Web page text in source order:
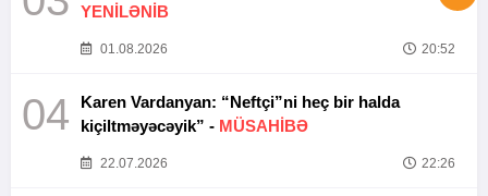
YENİLƏNİB
01.08.2026 20:52
04
Karen Vardanyan: “Neftçi”ni heç bir halda
kiçiltməyəcəyik” - MÜSAHİBƏ
22.07.2026 22:26